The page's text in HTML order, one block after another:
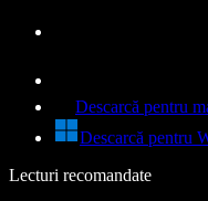
Descarcă pentru
Descarcă pentru
Lecturi recomandate